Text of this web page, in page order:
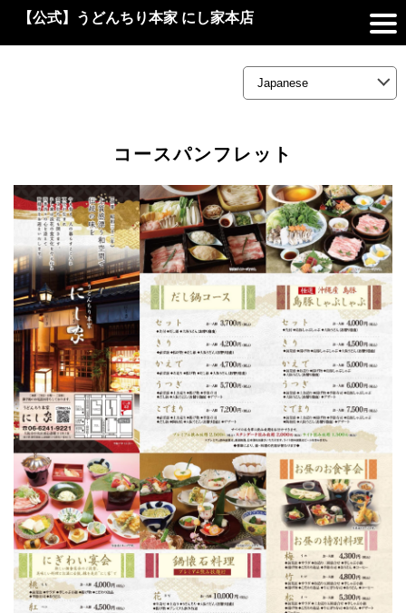
【公式】うどんちり本家 にし家本店
コースパンフレット